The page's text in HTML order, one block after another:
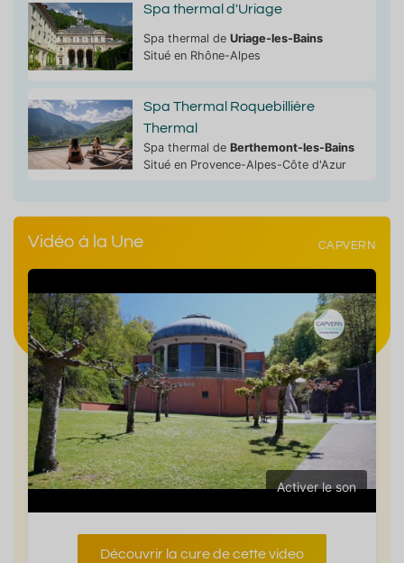
Spa thermal d'Uriage
Spa thermal de Uriage-les-Bains
Situé en Rhône-Alpes
Spa Thermal Roquebillière
Thermal
Spa thermal de Berthemont-les-Bains
Situé en Provence-Alpes-Côte d'Azur
Vidéo à la Une CAPVERN
Activer le son
Découvrir la cure de cette video